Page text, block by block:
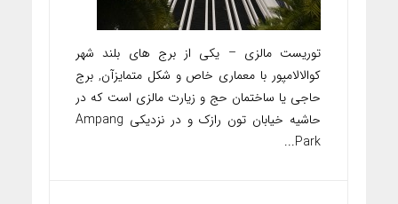
توریست مالزی – یکی از برج های بلند شهر
کوالالامپور با معماری خاص و شکل متمایزآن, برج
حاجی یا ساختمان حج و زیارت مالزی است که در
حاشیه خیابان تون رازک و در نزدیکی Ampang
Park...